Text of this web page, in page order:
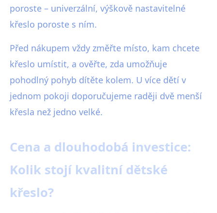
poroste – univerzální, výškově nastavitelné
křeslo poroste s ním.
Před nákupem vždy změřte místo, kam chcete
křeslo umístit, a ověřte, zda umožňuje
pohodlný pohyb dítěte kolem. U více dětí v
jednom pokoji doporučujeme raději dvě menší
křesla než jedno velké.
Cena a dlouhodobá investice:
Kolik stojí kvalitní dětské
křeslo?